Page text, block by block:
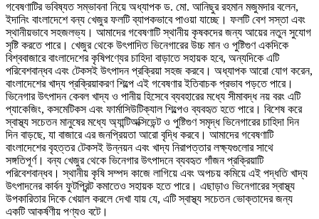
গবেষণাটির ভবিষ্যত সম্ভাবনা নিয়ে অধ্যাপক ড. মো. আনিছুর রহমান মজুমদার বলেন,
ইদানিং বাংলাদেশে বন্য খেজুর ফলটি ব্যাপকভাবে পাওয়া যাচ্ছে। ফলটি বেশ সস্তা এবং
স্থানীয়ভাবে সহজলভ্য। আমাদের গবেষণাটি স্থানীয় কৃষকদের জন্য আয়ের নতুন সুযোগ
সৃষ্টি করতে পারে। খেজুর থেকে উৎপাদিত ভিনেগারের উচ্চ মান ও পুষ্টিগুণ একদিকে
বিশ্ববাজারে বাংলাদেশের কৃষিপণ্যের চাহিদা বাড়াতে সহায়ক হবে, অন্যদিকে এটি
পরিবেশবান্ধব এবং টেকসই উৎপাদন প্রক্রিয়া সহজ করবে। অধ্যাপক আরো যোগ করেন,
বাংলাদেশের খাদ্য প্রক্রিয়াকরণ শিল্পে এই গবেষণার ইতিবাচক প্রভাব পড়তে পারে।
ভিনেগার উৎপাদন কেবল খাদ্য ও পানীয় হিসেবে ব্যবহারের মধ্যে সীমাবদ্ধ নয় বরং এটি
প্যাকেজিং, কসমেটিকস এবং ফার্মাসিউটিক্যাল শিল্পেও ব্যবহৃত হতে পারে। বিশেষ করে
স্বাস্থ্য সচেতন মানুষের মধ্যে অ্যান্টিঅক্সিডেন্ট ও পুষ্টিগুণ সমৃদ্ধ ভিনেগারের চাহিদা দিন
দিন বাড়ছে, যা বাজারে এর জনপ্রিয়তা আরো বৃদ্ধি করবে। আমাদের গবেষণাটি
বাংলাদেশের বৃহত্তর টেকসই উন্নয়ন এবং খাদ্য নিরাপত্তার লক্ষ্যগুলোর সাথে
সঙ্গতিপূর্ণ। বন্য খেজুর থেকে ভিনেগার উৎপাদনে ব্যবহৃত গাঁজন প্রক্রিয়াটি
পরিবেশবান্ধব। স্থানীয় কৃষি সম্পদ কাজে লাগিয়ে এবং অপচয় কমিয়ে এই পদ্ধতি খাদ্য
উৎপাদনের কার্বন ফুটপ্রিন্ট কমাতেও সহায়ক হতে পারে। এছাড়াও ভিনেগারের স্বাস্থ্য
উপকারিতার দিকে খেয়াল করলে দেখা যায় যে, এটি স্বাস্থ্য সচেতন ভোক্তাদের জন্য
একটি আকর্ষণীয় পণ্যও বটে।